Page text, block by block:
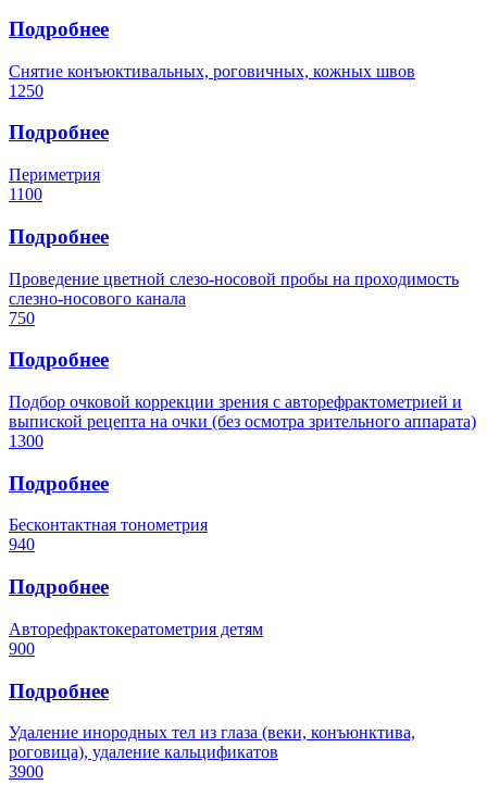
Подробнее
Снятие конъюктивальных, роговичных, кожных швов
1250
Подробнее
Периметрия
1100
Подробнее
Проведение цветной слезо-носовой пробы на проходимость
слезно-носового канала
750
Подробнее
Подбор очковой коррекции зрения с авторефрактометрией и
выпиской рецепта на очки (без осмотра зрительного аппарата)
1300
Подробнее
Бесконтактная тонометрия
940
Подробнее
Авторефрактокератометрия детям
900
Подробнее
Удаление инородных тел из глаза (веки, конъюнктива,
роговица), удаление кальцификатов
3900